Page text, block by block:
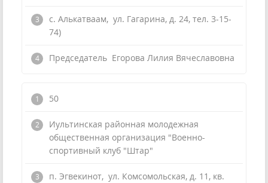
с. Алькатваам, ул. Гагарина, д. 24, тел. 3-15-
74)
Председатель Егорова Лилия Вячеславовна
50
Иультинская районная молодежная
общественная организация "Военно-
спортивный клуб "Штар"
п. Эгвекинот, ул. Комсомольская, д. 11, кв.